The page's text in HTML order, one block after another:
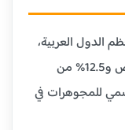
الدول العربية،
حيث يحتوي على 87.5% من الذهب الخالص و12.5% من
للمجوهرات في